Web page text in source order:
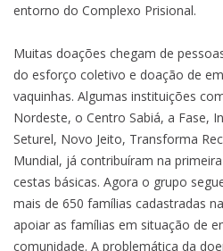
entorno do Complexo Prisional.
Muitas doações chegam de
do esforço coletivo e doação de
vaquinhas. Algumas instituições
Nordeste, o Centro Sabiá, a Fase,
Seturel, Novo Jeito, Transforma
Mundial, já contribuíram na
cestas básicas. Agora o grupo
mais de 650 famílias cadastradas
apoiar as famílias em situação de
comunidade. A problemática da